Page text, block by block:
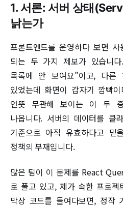
1. 서론: 서버 상태
낡는가
프론트엔드를 운영하다 보면
되는 두 가지 제보가 있습니
목록에 안 보여요”이고, 다른
있었는데 화면이 갑자기 깜빡
언뜻 무관해 보이는 이 두
나옵니다. 서버의 데이터를 클
기준으로 아직 유효하다고 믿
정책의 부재입니다.
많은 팀이 이 문제를 React
로 풀고 있고, 제가 속한 프로젝
막상 코드를 들여다보면, 정작